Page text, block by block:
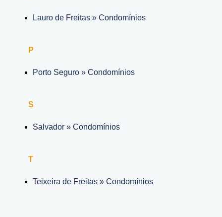
Lauro de Freitas » Condomínios
P
Porto Seguro » Condomínios
S
Salvador » Condomínios
T
Teixeira de Freitas » Condomínios